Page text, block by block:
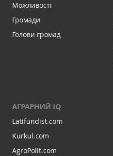
Можливості
Громади
Голови громад
АГРАРНИЙ IQ
Latifundist.com
Kurkul.com
AgroPolit.com